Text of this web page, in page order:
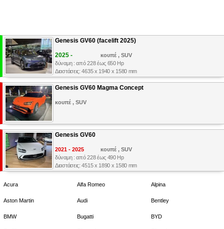
Genesis GV60 (facelift 2025)
2025 -
κουπέ , SUV
δύναμη : από 228 έως 650 Hp
Διαστάσεις: 4635 x 1940 x 1580 mm
Genesis GV60 Magma Concept
κουπέ , SUV
Genesis GV60
2021 - 2025
κουπέ , SUV
δύναμη : από 228 έως 490 Hp
Διαστάσεις: 4515 x 1890 x 1580 mm
Acura Alfa Romeo Alpina
Aston Martin Audi Bentley
BMW Bugatti BYD